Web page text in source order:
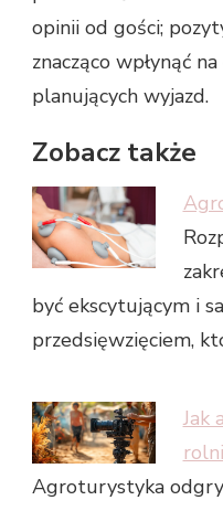
opinii od gości;
znacząco wpłynąć
planujących wyjazd.
Zobacz także
być ekscytującym i
przedsięwzięciem,
Jak
Agroturystyka